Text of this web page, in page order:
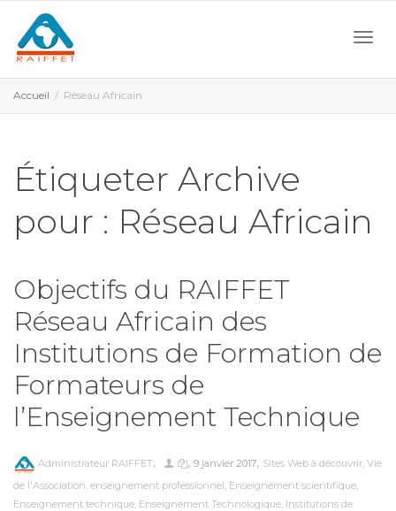
Accueil Réseau Africain
Étiqueter Archive
pour : Réseau Africain
Objectifs du RAIFFET
Réseau Africain des
Institutions de Formation de
Formateurs de
l’Enseignement Technique
Administrateur RAIFFET, , 9 janvier 2017, Sites Web à découvrir, Vie
de l'Association, enseignement professionnel, Enseignement scientifique,
Enseignement technique, Enseignement Technologique, Institutions de